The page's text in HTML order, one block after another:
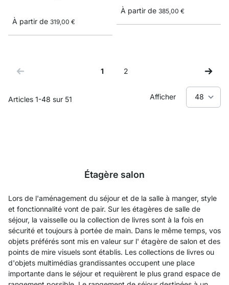
À partir de 319,00 €
À partir de 385,00 €
Articles 1-48 sur 51
Vous lisez actuellement la page
1
Page
2
Afficher
Étagère salon
Lors de l'aménagement du séjour et de la salle à manger, style
et fonctionnalité vont de pair. Sur les étagères de salle de
séjour, la vaisselle ou la collection de livres sont à la fois en
sécurité et toujours à portée de main. Dans le même temps, vos
objets préférés sont mis en valeur sur l' étagère de salon et des
points de mire visuels sont établis. Les collections de livres ou
d'objets multimédias grandissantes occupent une place
importante dans le séjour et requièrent le plus grand espace de